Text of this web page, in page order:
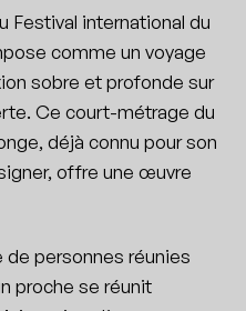
Festival international du
comme un voyage
sobre et profonde sur
Ce court-métrage du
déjà connu pour son
offre une œuvre
de personnes réunies
proche se réunit